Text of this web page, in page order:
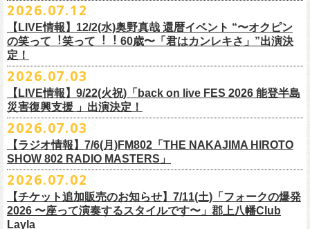
◎チャリティーグッズ「思いのチャーム」（*リフレクターチャーム）
価格：各600円（税込）
カラー：白、緑、赤オレンジ
11月1日、2日に@Zepp DiverCity Tokyoで開催されるSHELTER35周年を
締めくくるファイナル2DAYSイベント「SHELTER 35th Anniversary
Finale ” ZeppがSHELTERになります ” 」のDAY2にフラワーカンパニーズ
の出演が決定！
SHELTER35周年を締めくくるファイナルをサバシスターと一緒にお祝い
させていただきます！
（入場順最後のご案内となりますこと）、
何卒ご了承いただけますと幸いです。
また払い戻しのご希望の方は、大変お手数ですが、来月8月末までに、
・ファンクラブ優先でご購入の方は ヤングフラワーズ
flocommail@youngflowers.jp まで
・プレイガイドでご購入の方は flowerotegami@gmail.com まで
ご連絡いただきますようお願い致します。
ご来場くださる皆様はどうぞお気をつけて会場までいらしてください。
フラワーカンパニーズ メンバー、スタッフ一同
9/19(土)開催「いしがきMUSIC FESTIVAL2026」に出演決定！
今年はマチナカステージにてアコースティックライブの出演となりま
＜延期日程＞
■2026年4月19日（日） 鶴 5周⽬の47都道府県ツアー「鶴フェスへの道」
福島県公演
開場15:30 開演16:00
＜振替日程＞
■2026年12月18日（金） 鶴 5周⽬の47都道府県ツアー「鶴フェスへの
道」福島県公演
開場18:30 開演19:00
会場：福島県・OUTLINE 出演：鶴 / フラワーカンパニーズ
※開場開演時間が変更になります。ご注意ください。
詳細：https://afrock.jp/live/
2026.07.12
【LIVE情報】12/2(水)奥野真哉 還暦イベント “〜オクピン
の笑って︕笑って︕︕ 60歳〜「君はカンレキさ」”出演決
定！
2026.07.03
【LIVE情報】9/22(火祝)「back on live FES 2026 能登半島
災害復興支援 」出演決定！
2026.07.03
【ラジオ情報】7/6(月)FM802「THE NAKAJIMA HIROTO
SHOW 802 RADIO MASTERS」
■7月6日(月)14:00〜17:51 FM802「THE NAKAJIMA HIROTO SHOW 802
RADIO MASTERS」
＊鈴木圭介、グレートマエカワ 生出演(17:00台出演予定）
2026.07.02
【チケット追加販売のお知らせ】7/11(土)「フォークの爆発
2026 〜座って演奏するスタイルです〜」郡上八幡Club
Layla